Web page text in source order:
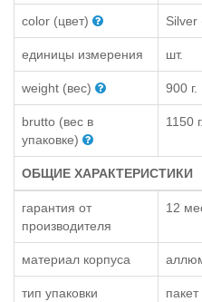
color (цвет) Silver
единицы измерения шт.
weight (вес) 900 г.
brutto (вес в
упаковке)
1150 г.
ОБЩИЕ ХАРАКТЕРИСТИКИ
гарантия от
производителя
12
материал корпуса
тип упаковки пакет